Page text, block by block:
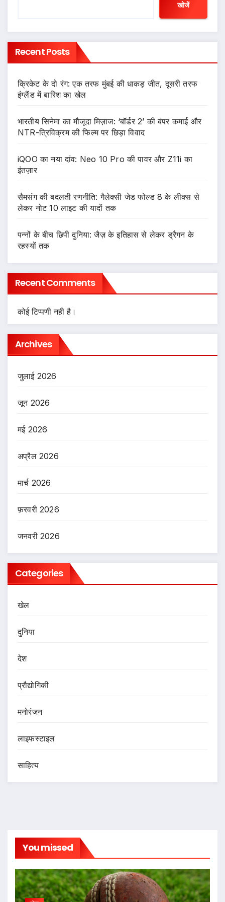
खोजें
Recent Posts
क्रिकेट के दो रंग: एक तरफ मुंबई की धाकड़ जीत, दूसरी तरफ
इंग्लैंड में बारिश का खेल
भारतीय सिनेमा का मौजूदा मिज़ाज: ‘बॉर्डर 2’ की बंपर कमाई और
NTR-त्रिविक्रम की फिल्म पर छिड़ा विवाद
iQOO का नया दांव: Neo 10 Pro की पावर और Z11i का
इंतज़ार
सैमसंग की बदलती रणनीति: गैलेक्सी जेड फोल्ड 8 के लीक्स से
लेकर नोट 10 लाइट की यादों तक
पन्नों के बीच छिपी दुनिया: जैज़ के इतिहास से लेकर ड्रैगन के
रहस्यों तक
Recent Comments
कोई टिप्पणी नही है।
Archives
जुलाई 2026
जून 2026
मई 2026
अप्रैल 2026
मार्च 2026
फ़रवरी 2026
जनवरी 2026
Categories
खेल
दुनिया
देश
प्रौद्योगिकी
मनोरंजन
लाइफस्टाइल
साहित्य
You missed